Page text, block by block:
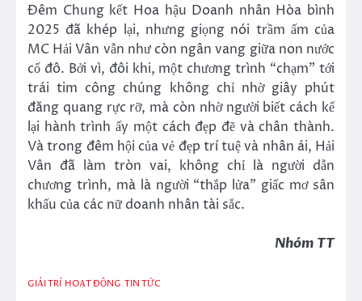
Đêm Chung kết Hoa hậu Doanh nhân Hòa bình
2025 đã khép lại, nhưng giọng nói trầm ấm của
MC Hải Vân vẫn như còn ngân vang giữa non nước
cố đô. Bởi vì, đôi khi, một chương trình “chạm” tới
trái tim công chúng không chỉ nhờ giây phút
đăng quang rực rỡ, mà còn nhờ người biết cách kể
lại hành trình ấy một cách đẹp đẽ và chân thành.
Và trong đêm hội của vẻ đẹp trí tuệ và nhân ái, Hải
Vân đã làm tròn vai, không chỉ là người dẫn
chương trình, mà là người “thắp lửa” giấc mơ sân
khấu của các nữ doanh nhân tài sắc.
Nhóm TT
GIẢI TRÍ HOẠT ĐỘNG TIN TỨC